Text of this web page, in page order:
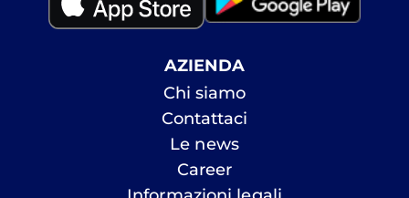
AZIENDA
Chi siamo
Contattaci
Le news
Career